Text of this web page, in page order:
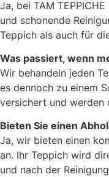
Ja, bei TAM
und schonende
Teppich als auch für
Was passiert, wenn
Wir behandeln jeden
es dennoch zu einem
versichert und werden
Bieten Sie einen
Ja, wir bieten einen
an. Ihr Teppich wird
und nach der